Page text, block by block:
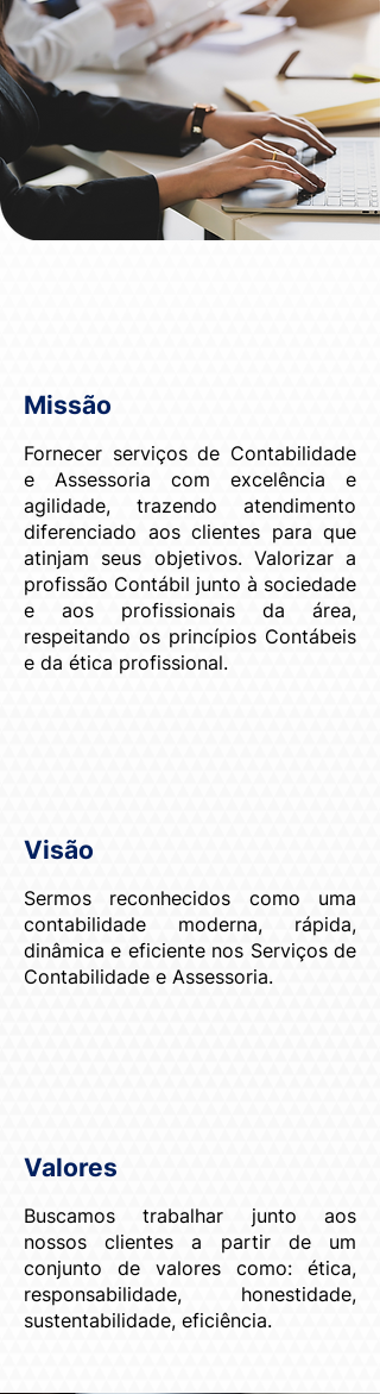
Missão
Fornecer serviços de Contabilidade
e Assessoria com excelência e
agilidade, trazendo atendimento
diferenciado aos clientes para que
atinjam seus objetivos. Valorizar a
profissão Contábil junto à sociedade
e aos profissionais da área,
respeitando os princípios Contábeis
e da ética profissional.
Visão
Sermos reconhecidos como uma
contabilidade moderna, rápida,
dinâmica e eficiente nos Serviços de
Contabilidade e Assessoria.
Valores
Buscamos trabalhar junto aos
nossos clientes a partir de um
conjunto de valores como: ética,
responsabilidade, honestidade,
sustentabilidade, eficiência.